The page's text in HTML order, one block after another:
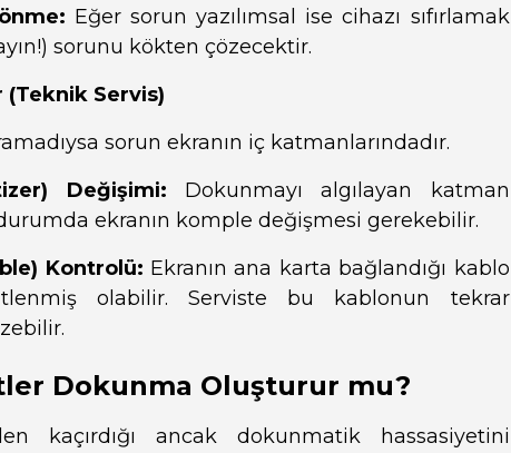
Eğer sorun yazılımsal ise cihazı sıfırlamak
sorunu kökten çözecektir.
(Teknik Servis)
sorun ekranın iç katmanlarındadır.
Değişimi: Dokunmayı algılayan katman
ekranın komple değişmesi gerekebilir.
Kontrolü: Ekranın ana karta bağlandığı kablo
olabilir. Serviste bu kablonun tekrar
Dokunma Oluşturur mu?
kaçırdığı ancak dokunmatik hassasiyetini